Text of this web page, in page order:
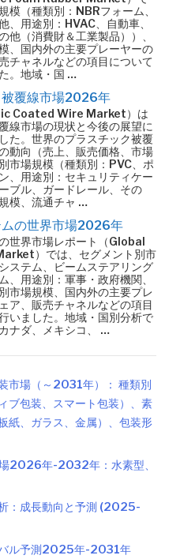
模（種類別：NBRフォーム、
、用途別：HVAC、自動車、
他（消費財＆工業製品））、
、国内外の主要プレーヤーの
チャネルなどの項目について
。地域・国 …
覆線市場2026年
Coated Wire Market）は
線市場の現状と今後の展望に
た。世界のプラスチック被覆
動向（売上、販売価格、市場
市場規模（種類別：PVC、ポ
、用途別：セキュリティケー
ブル、ガードレール、その
模、流通チャ …
の世界市場2026年
世界市場レポート（Global
）では、セグメント別市
ステム、ビームステアリング
、用途別：軍事・政府機関、
市場規模、国内外の主要プレ
ア、販売チャネルなどの項目
いました。地域・国別分析で
ナダ、メキシコ、 …
市場（～2031年）： 種類別
ブ包装、スマート包装）、素
紙、ガラス、金属）、包装形
2026年-2032年：水素型、
：成長動向と予測 (2025-
バル予測2025年-2031年